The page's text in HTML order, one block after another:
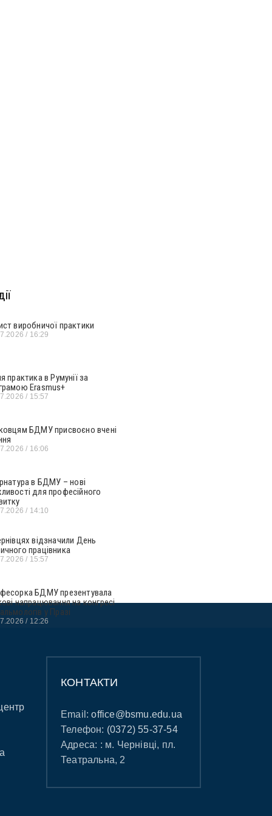
виробничої практики
16:29
практика в Румунії за
Erasmus+
15:57
БДМУ присвоєно вчені
16:06
в БДМУ – нові
для професійного
14:10
відзначили День
працівника
15:57
БДМУ презентувала
напрацювання на конгресі
у Празі
12:26
КОНТАКТИ
Email:office@bsmu.edu.ua
Телефон: (0372) 55-37-54
Адреса: : м. Чернівці, пл.
Театральна, 2